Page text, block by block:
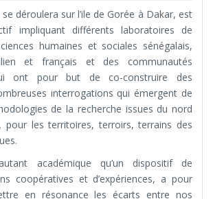
se déroulera sur l’ile de Gorée à Dakar, est
impliquant différents laboratoires de
humaines et sociales sénégalais,
et français et des communautés
ont pour but de co-construire des
interrogations qui émergent de
de la recherche issues du nord
pour les territoires, terroirs, terrains des
académique qu’un dispositif de
coopératives et d’expériences, a pour
en résonance les écarts entre nos